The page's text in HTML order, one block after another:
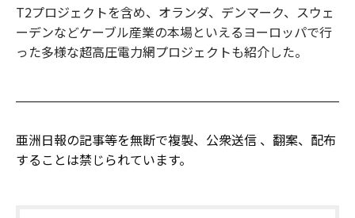
T2プロジェクトを含め、オランダ、デンマーク、スウェ
ーデンなどケーブル産業の本場といえるヨーロッパで行
った多様な超高圧電力網プロジェクトも紹介した。
亜洲日報の記事等を無断で複製、公衆送信 、翻案、配布
することは禁じられています。